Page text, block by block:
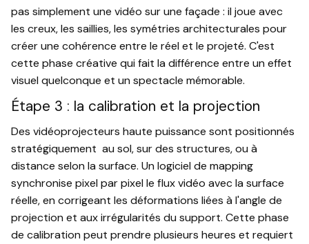
pas simplement une vidéo sur une façade : il joue avec
les creux, les saillies, les symétries architecturales pour
créer une cohérence entre le réel et le projeté. C'est
cette phase créative qui fait la différence entre un effet
visuel quelconque et un spectacle mémorable.
Étape 3 : la calibration et la projection
Des vidéoprojecteurs haute puissance sont positionnés
stratégiquement au sol, sur des structures, ou à
distance selon la surface. Un logiciel de mapping
synchronise pixel par pixel le flux vidéo avec la surface
réelle, en corrigeant les déformations liées à l'angle de
projection et aux irrégularités du support. Cette phase
de calibration peut prendre plusieurs heures et requiert